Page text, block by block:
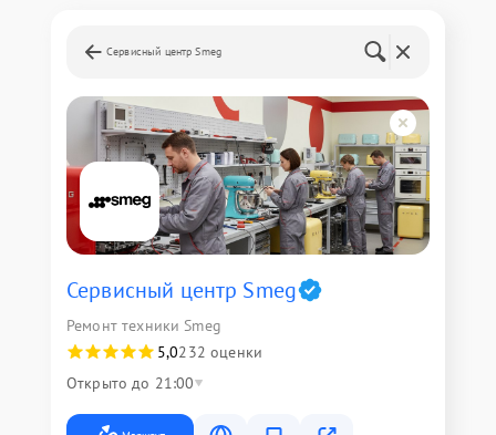
Сервисный центр Smeg
Сервисный центр Smeg
Ремонт техники Smeg
5,0232 оценки
Открыто до 21:00